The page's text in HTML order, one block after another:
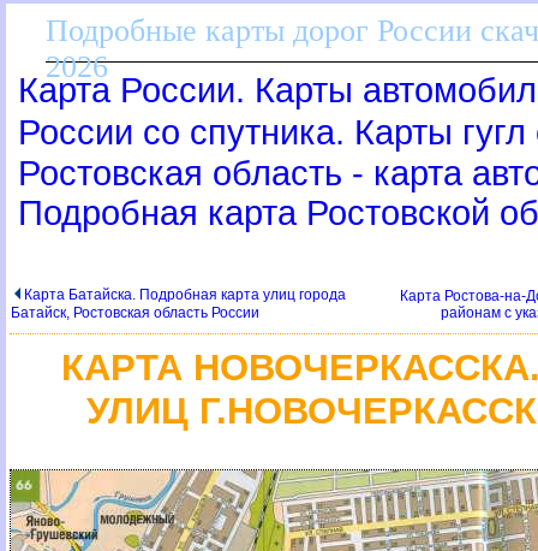
Подробные карты дорог России
2026
Карта России. Карты
России со спутника. Карты
Ростовская область - карта
Подробная карта Ростовской
Карта Батайска. Подробная карта улиц города
Батайск, Ростовская область России
Карта Ростова-на-
районам с
КАРТА
УЛИЦ